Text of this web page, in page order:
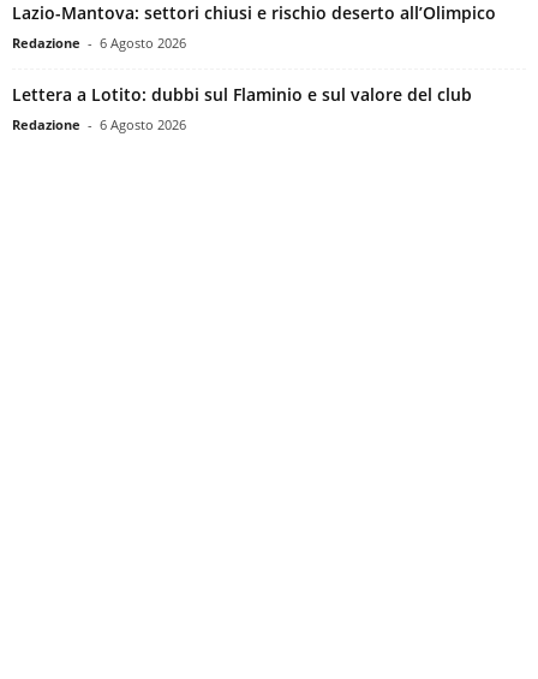
Lazio-Mantova: settori chiusi e rischio deserto all’Olimpico
Redazione - 6 Agosto 2026
Lettera a Lotito: dubbi sul Flaminio e sul valore del club
Redazione - 6 Agosto 2026